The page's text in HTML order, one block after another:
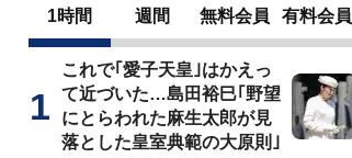
1時間 週間 無料会員 有料会員
これで｢愛子天皇｣はかえっ
て近づいた…島田裕巳｢野望
にとらわれた麻生太郎が見
落とした皇室典範の大原則｣